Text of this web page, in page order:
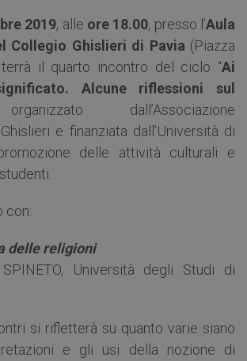
2019, alle ore 18.00, presso l’Aula
Collegio Ghislieri di Pavia (Piazza
il quarto incontro del ciclo “Ai
Alcune riflessioni sul
dall’Associazione
e finanziata dall’Università di
delle attività culturali e
con:
delle religioni
Università degli Studi di
si rifletterà su quanto varie siano
e gli usi della nozione di